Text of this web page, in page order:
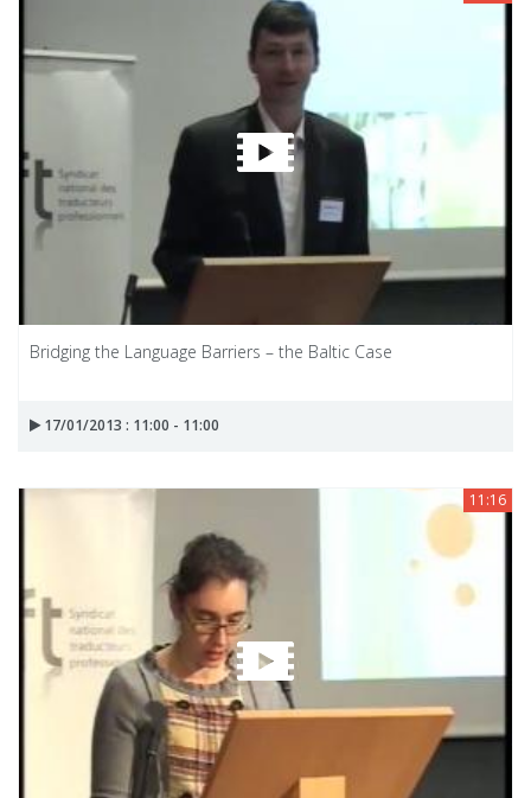
Bridging the Language Barriers – the Baltic Case
17/01/2013 : 11:00 - 11:00
11:16